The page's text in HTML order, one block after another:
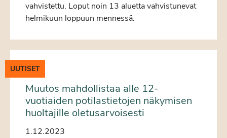
vahvistettu. Loput noin 13 aluetta vahvistunevat
helmikuun loppuun mennessä.
UUTISET
Muutos mahdollistaa alle 12-
vuotiaiden potilastietojen näkymisen
huoltajille oletusarvoisesti
1.12.2023